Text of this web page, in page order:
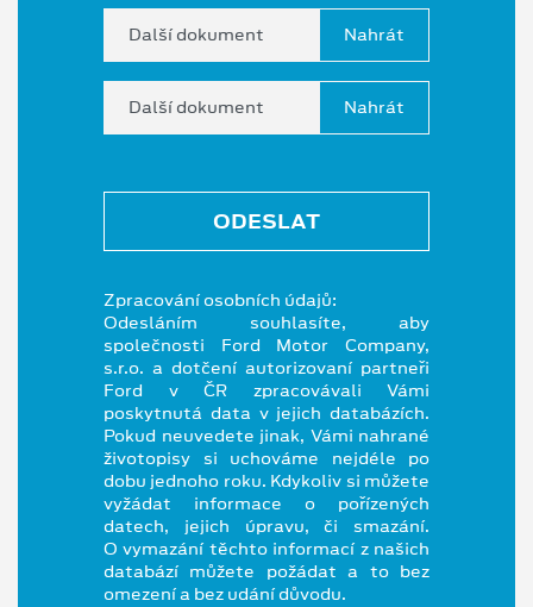
Další dokument
Další dokument
ODESLAT
Zpracování osobních údajů:
Odesláním souhlasíte, aby
společnosti Ford Motor Company,
s.r.o. a dotčení autorizovaní partneři
Ford v ČR zpracovávali Vámi
poskytnutá data v jejich databázích.
Pokud neuvedete jinak, Vámi nahrané
životopisy si uchováme nejdéle po
dobu jednoho roku. Kdykoliv si můžete
vyžádat informace o pořízených
datech, jejich úpravu, či smazání.
O vymazání těchto informací z našich
databází můžete požádat a to bez
omezení a bez udání důvodu.